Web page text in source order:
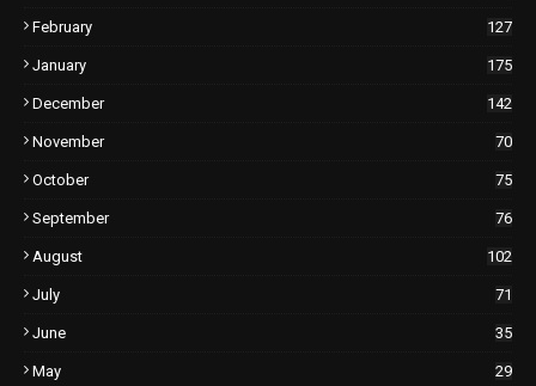
February 127
January 175
December 142
November 70
October 75
September 76
August 102
July 71
June 35
May 29